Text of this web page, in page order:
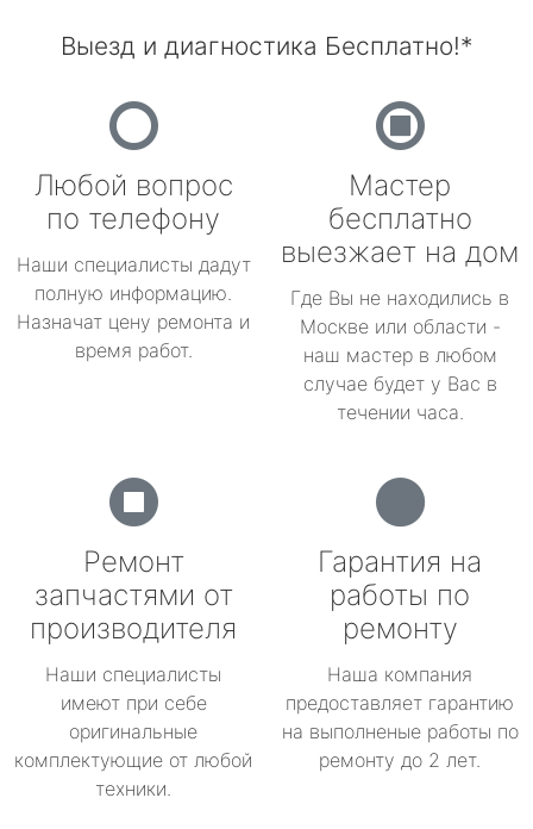
Выезд и диагностика Бесплатно!*
Любой вопрос
по телефону
Наши специалисты дадут
полную информацию.
Назначат цену ремонта и
время работ.
Мастер
бесплатно
выезжает на дом
Где Вы не находились в
Москве или области -
наш мастер в любом
случае будет у Вас в
течении часа.
Ремонт
запчастями от
производителя
Наши специалисты
имеют при себе
оригинальные
комплектующие от любой
техники.
Гарантия на
работы по
ремонту
Наша компания
предоставляет гарантию
на выполненые работы по
ремонту до 2 лет.